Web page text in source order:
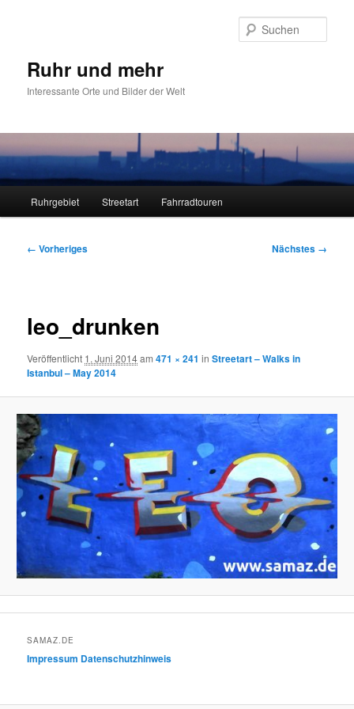
Ruhr und mehr
Interessante Orte und Bilder der Welt
Ruhrgebiet Streetart Fahrradtouren
Bilder-
← Vorheriges Nächstes →
leo_drunken
Veröffentlicht 1. Juni 2014am471 × 241 inStreetart – Walks in
Istanbul – May 2014
SAMAZ.DE
Impressum Datenschutzhinweis